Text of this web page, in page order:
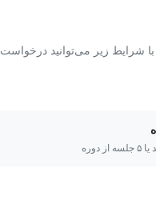
زیر می‌توانید درخواست